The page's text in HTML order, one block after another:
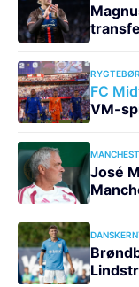
FC
VM-
José